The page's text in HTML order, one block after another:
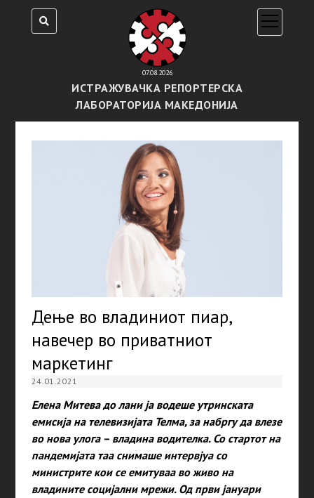
07.08.2026
ИСТРАЖУВАЧКА РЕПОРТЕРСКА
ЛАБОРАТОРИЈА МАКЕДОНИЈА
open
menu
Дење во владиниот пиар,
навечер во приватниот
маркетинг
24.01.2021
Елена Митева до лани ја водеше утринската
емисија на телевизијата Телма, за набргу да влезе
во нова улога – владина водителка. Со стартот на
пандемијата таа снимаше интервјуа со
министрите кои се емитуваа во живо на
владините социјални мрежи. Од први јануари